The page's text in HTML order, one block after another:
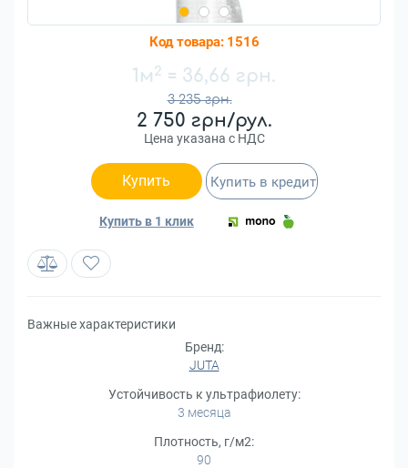
Код товара: 1516
3 235 грн.
2 750 грн/рул.
Цена указана с НДС
1м2 = 36,66 грн.
Купить
Купить в 1 клик
Купить в кредит
Важные характеристики
Бренд:
JUTA
Устойчивость к ультрафиолету:
3 месяца
Плотность, г/м2:
90